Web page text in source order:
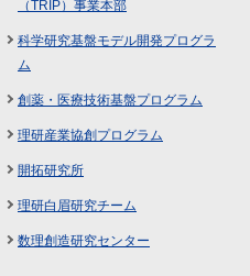
（TRIP）事業本部
科学研究基盤モデル開発プログラ
ム
創薬・医療技術基盤プログラム
理研産業協創プログラム
開拓研究所
理研白眉研究チーム
数理創造研究センター